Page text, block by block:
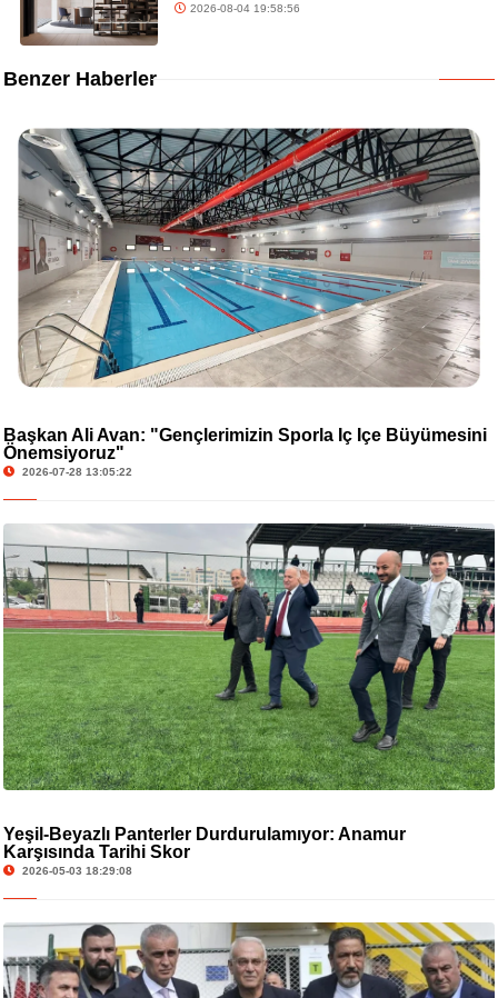
2026-08-04 19:58:56
Benzer Haberler
Başkan Ali Avan: "Gençlerimizin Sporla İç İçe Büyümesini
Önemsiyoruz"
2026-07-28 13:05:22
Yeşil-Beyazlı Panterler Durdurulamıyor: Anamur
Karşısında Tarihi Skor
2026-05-03 18:29:08